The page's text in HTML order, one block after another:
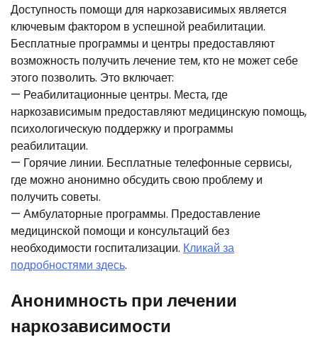
Доступность помощи для наркозависимых является
ключевым фактором в успешной реабилитации.
Бесплатные программы и центры предоставляют
возможность получить лечение тем, кто не может себе
этого позволить. Это включает:
— Реабилитационные центры. Места, где
наркозависимым предоставляют медицинскую помощь,
психологическую поддержку и программы
реабилитации.
— Горячие линии. Бесплатные телефонные сервисы,
где можно анонимно обсудить свою проблему и
получить советы.
— Амбулаторные программы. Предоставление
медицинской помощи и консультаций без
необходимости госпитализации. Кликай за
подробностями здесь.
Анонимность при лечении
наркозависимости